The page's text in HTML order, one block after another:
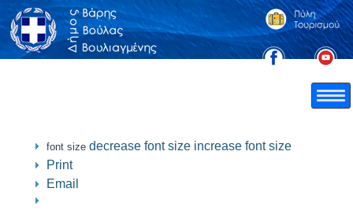
font size decrease font size increase font size
Print
Email